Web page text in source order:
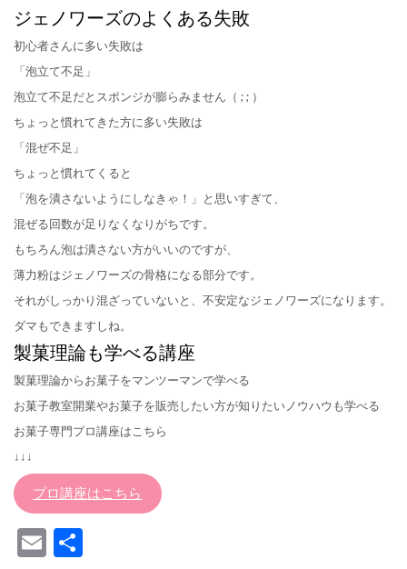
ジェノワーズのよくある失敗
初心者さんに多い失敗は
「泡立て不足」
泡立て不足だとスポンジが膨らみません（ ; ; ）
ちょっと慣れてきた方に多い失敗は
「混ぜ不足」
ちょっと慣れてくると
「泡を潰さないようにしなきゃ！」と思いすぎて、
混ぜる回数が足りなくなりがちです。
もちろん泡は潰さない方がいいのですが、
薄力粉はジェノワーズの骨格になる部分です。
それがしっかり混ざっていないと、不安定なジェノワーズになります。
ダマもできますしね。
製菓理論も学べる講座
製菓理論からお菓子をマンツーマンで学べる
お菓子教室開業やお菓子を販売したい方が知りたいノウハウも学べる
お菓子専門プロ講座はこちら
↓↓↓
プロ講座はこちら
Email